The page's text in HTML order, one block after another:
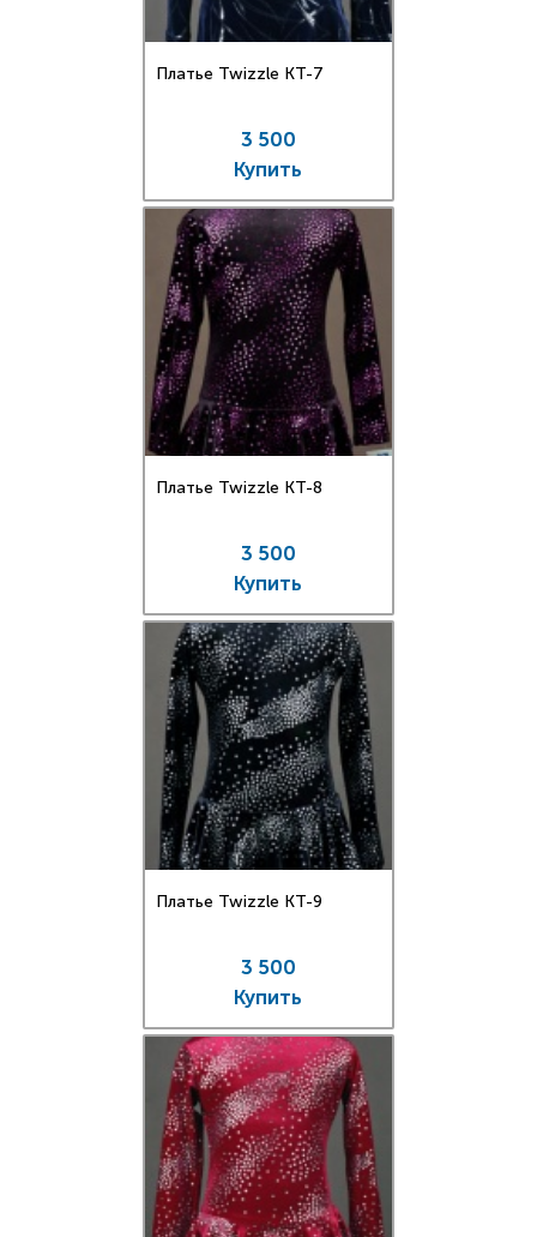
Платье Twizzle КT-7
3 500
Купить
Платье Twizzle КT-8
3 500
Купить
Платье Twizzle КT-9
3 500
Купить